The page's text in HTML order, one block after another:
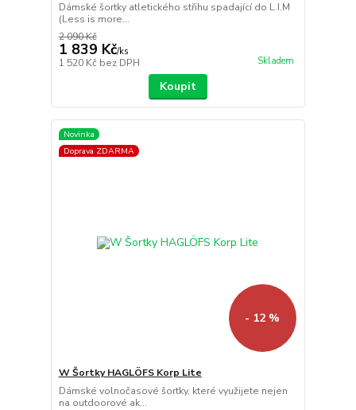
Dámské šortky atletického střihu spadající do L.I.M
(Less is more...
2 090 Kč
1 839 Kč/ks
1 520 Kč bez DPH Skladem
Koupit
Novinka
Doprava ZDARMA
- 12 %
W Šortky HAGLÖFS Korp Lite
Dámské volnočasové šortky, které využijete nejen
na outdoorové ak...